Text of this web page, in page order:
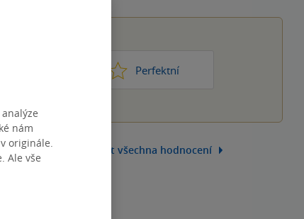
Perfektní
Zobrazit všechna hodnocení
nám
originále.
Ale vše